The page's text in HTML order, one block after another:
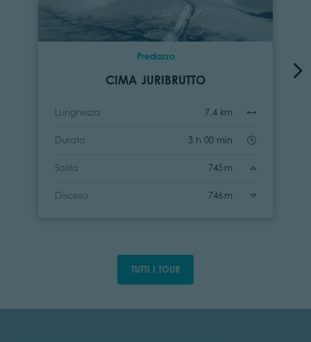
Predazzo
CIMA JURIBRUTTO
Lunghezza 7,4 km
Durata 3 h 00 min
Salita 745 m
Discesa 746 m
TUTTI I TOUR